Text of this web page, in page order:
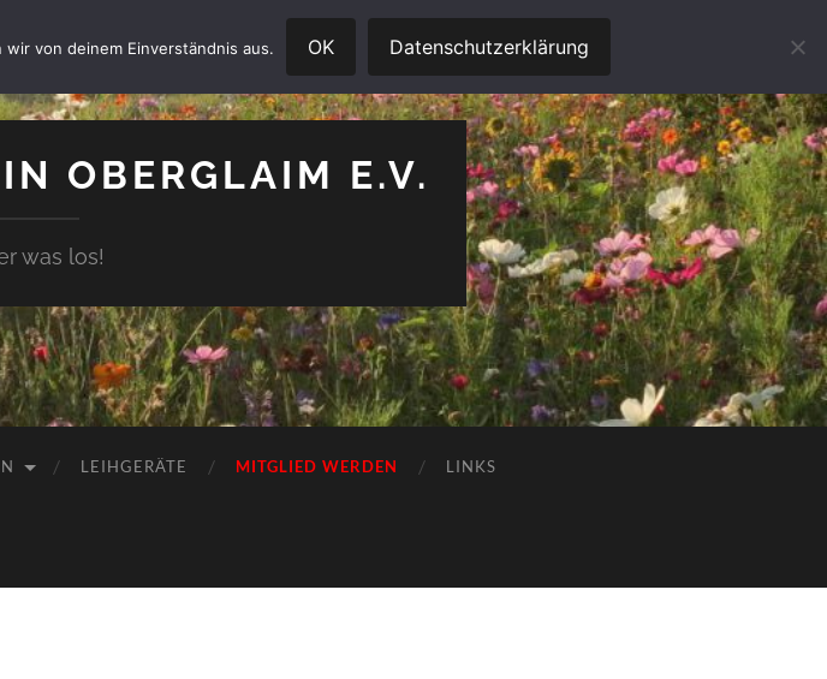
OBERGLAIM E.V.
was los!
LEIHGERÄTE MITGLIED WERDEN LINKS
von deinem Einverständnis aus. OK Datenschutzerklärung